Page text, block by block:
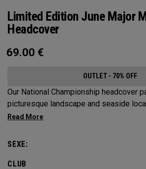
Limited Edition June Major
Headcover
69.00 €
OUTLET - 70% OFF
Our National Championship headcover
picturesque landscape and seaside
Pines, along with a classic red, white
SEXE:
CLUB